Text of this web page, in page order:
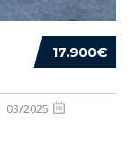
17.900€
03/2025